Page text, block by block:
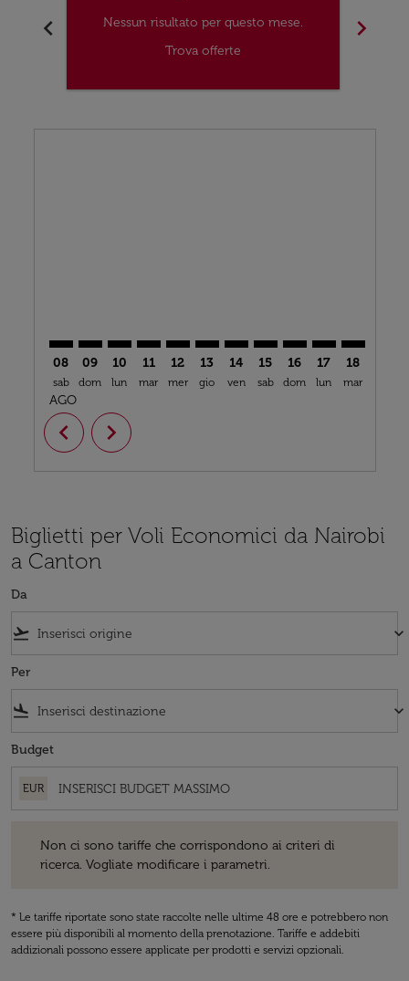
chevron_left
Nessun risultato per questo mese.
Trova offerte
chevron_right
08
sab
AGO
09
dom
10
lun
11
mar
12
mer
13
gio
14
ven
15
sab
16
dom
17
lun
18
mar
chevron_left chevron_right
Biglietti per Voli Economici da Nairobi
a Canton
Da
flight_takeoff keyboard_arrow_down
Per
flight_land keyboard_arrow_down
Budget
EUR
Non ci sono tariffe che corrispondono ai criteri di
ricerca. Vogliate modificare i parametri.
* Le tariffe riportate sono state raccolte nelle ultime 48 ore e potrebbero non
essere più disponibili al momento della prenotazione. Tariffe e addebiti
addizionali possono essere applicate per prodotti e servizi opzionali.